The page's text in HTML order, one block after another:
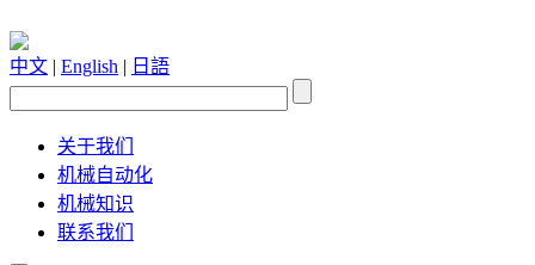
中文 | English | 日語
关于我们
机械自动化
机械知识
联系我们